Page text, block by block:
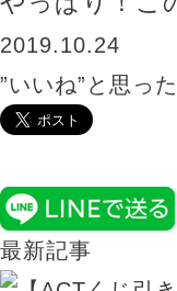
2019.10.24
”いいね”と思っ
最新記事